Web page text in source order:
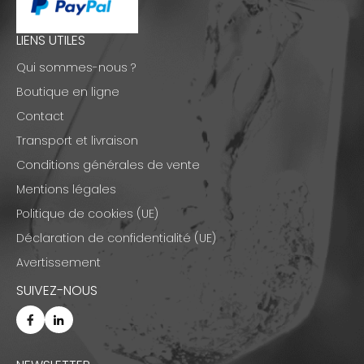
LIENS UTILES
Qui sommes-nous ?
Boutique en ligne
Contact
Transport et livraison
Conditions générales de vente
Mentions légales
Politique de cookies (UE)
Déclaration de confidentialité (UE)
Avertissement
SUIVEZ-NOUS